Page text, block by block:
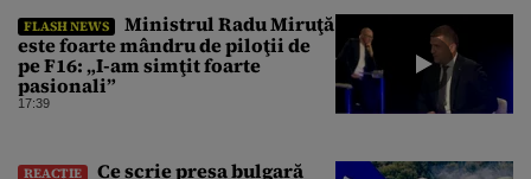
FLASH NEWS
Ministrul Radu Miruţă
este foarte mândru de piloţii de
pe F16: „I-am simţit foarte
pasionali”
17:39
REACȚIE
Ce scrie presa bulgară